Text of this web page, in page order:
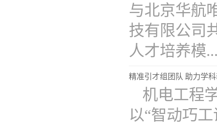
与北京华航
技有限公司
人才培养模
精准引才组团队 助力学
机电工程
以“智动巧